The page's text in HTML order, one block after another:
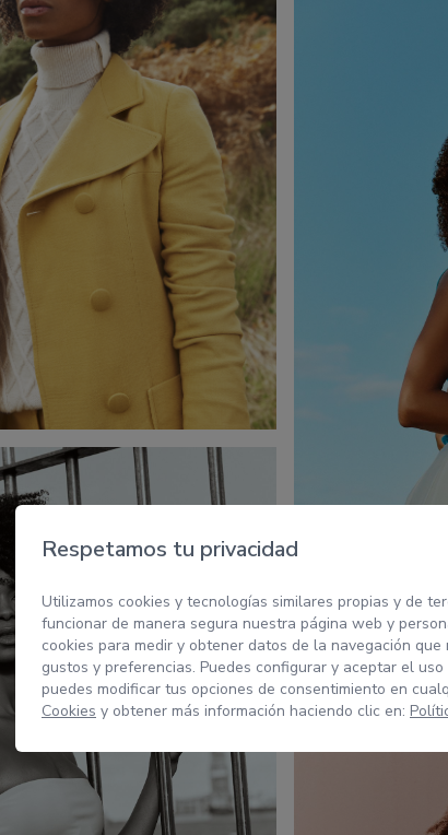
Respetamos tu privacidad
Utilizamos cookies y tecnologías similares propias y de
funcionar de manera segura nuestra página web y
cookies para medir y obtener datos de la navegación
gustos y preferencias. Puedes configurar y aceptar el
puedes modificar tus opciones de consentimiento en
Cookies y obtener más información haciendo clic en: